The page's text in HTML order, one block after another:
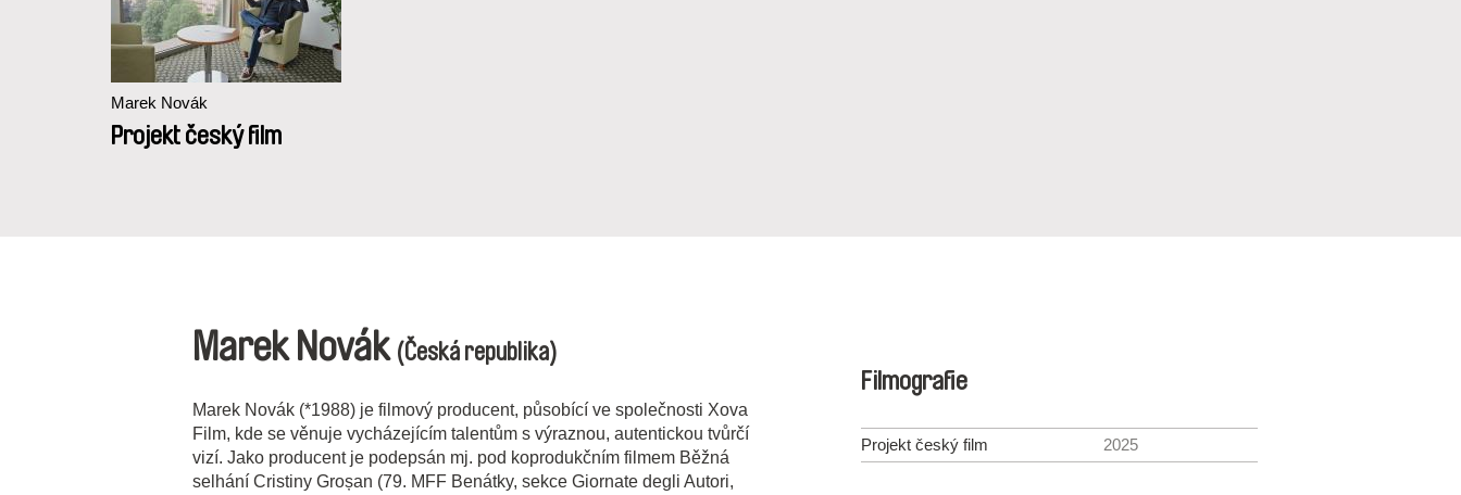
Marek Novák
Projekt český film
Marek Novák (Česká republika)
Marek Novák (*1988) je filmový producent, působící ve společnosti Xova
Film, kde se věnuje vycházejícím talentům s výraznou, autentickou tvůrčí
vizí. Jako producent je podepsán mj. pod koprodukčním filmem Běžná
selhání Cristiny Groșan (79. MFF Benátky, sekce Giornate degli Autori,
Filmografie
Projekt český film 2025